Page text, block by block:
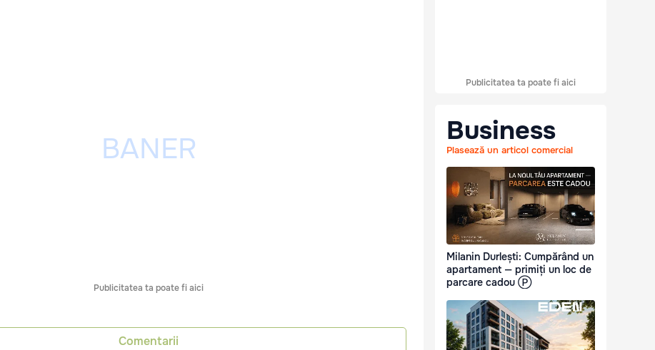
Publicitatea ta poate fi aici
Comentarii
Publicitatea ta poate fi aici
Business
Plasează un articol comercial
Milanin Durlești: Cumpărând un
apartament — primiți un loc de
parcare cadou Ⓟ